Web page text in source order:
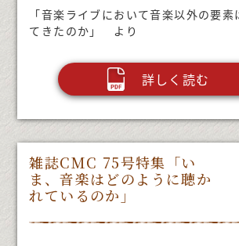
「音楽ライブにおいて音楽以外の要
てきたのか」 より
詳しく読む
雑誌CMC 75号特集「い
ま、音楽はどのように聴か
れているのか」